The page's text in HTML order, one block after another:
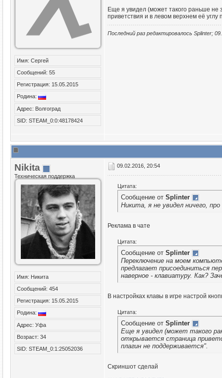
Имя: Сергей
Сообщений: 55
Регистрация: 15.05.2015
Родина:
Адрес: Волгоград
SID: STEAM_0:0:48178424
Еще я увидел (может такого раньше не
приветствия и в левом верхнем её
Последний раз редактировалось Splinter;
Nikita
Техническая поддержка
Имя: Никита
Сообщений: 454
Регистрация: 15.05.2015
Родина:
Адрес: Уфа
Возраст: 34
SID: STEAM_0:1:25052036
09.02.2016, 20:54
Цитата:
Сообщение от Splinter
Никита, я не увидел ничего,
Реклама в чате
Цитата:
Сообщение от Splinter
Переключение на моем
предлагает присоединиться
наверное - клавиатуру. Как?
В настройках клавы в игре настрой
Цитата:
Сообщение от Splinter
Еще я увидел (может такого
открывается страница
плагин не поддерживается".
Скриншот сделай